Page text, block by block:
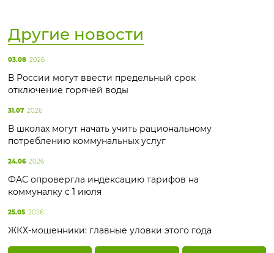
Другие новости
03.08 2026
В России могут ввести предельный срок
отключение горячей воды
31.07 2026
В школах могут начать учить рациональному
потреблению коммунальных услуг
24.06 2026
ФАС опровергла индексацию тарифов на
коммуналку с 1 июля
25.05 2026
ЖКХ-мошенники: главные уловки этого года